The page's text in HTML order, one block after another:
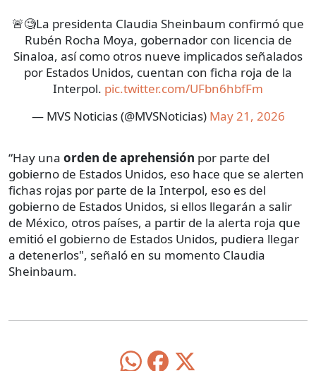
🚨🧐La presidenta Claudia Sheinbaum confirmó que
Rubén Rocha Moya, gobernador con licencia de
Sinaloa, así como otros nueve implicados señalados
por Estados Unidos, cuentan con ficha roja de la
Interpol. pic.twitter.com/UFbn6hbfFm
— MVS Noticias (@MVSNoticias) May 21, 2026
“Hay una orden de aprehensión por parte del
gobierno de Estados Unidos, eso hace que se alerten
fichas rojas por parte de la Interpol, eso es del
gobierno de Estados Unidos, si ellos llegarán a salir
de México, otros países, a partir de la alerta roja que
emitió el gobierno de Estados Unidos, pudiera llegar
a detenerlos", señaló en su momento Claudia
Sheinbaum.